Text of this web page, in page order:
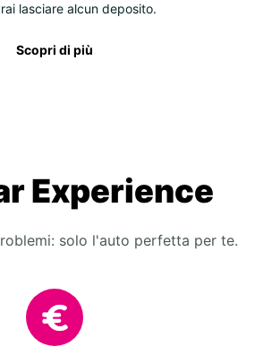
lasciare alcun deposito.
Scopri di più
Experience
solo l'auto perfetta per te.